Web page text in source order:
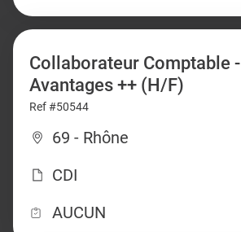
Collaborateur Comptable -
Avantages ++ (H/F)
Ref #50544
69 - Rhône
CDI
AUCUN